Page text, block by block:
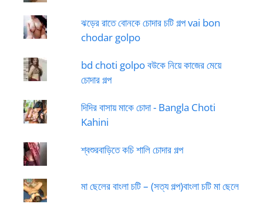
ঝড়ের রাতে বোনকে চোদার চটি গল্প vai bon
chodar golpo
bd choti golpo বউকে নিয়ে কাজের মেয়ে
চোদার গল্প
দিদির বাসায় মাকে চোদা - Bangla Choti
Kahini
শ্বশুরবাড়িতে কচি শালি চোদার গল্প
মা ছেলের বাংলা চটি – (সত্য গল্প)বাংলা চটি মা ছেলে